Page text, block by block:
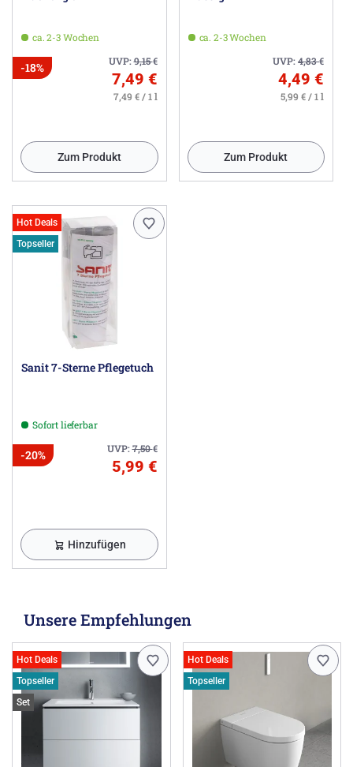
ca. 2-3 Wochen
UVP:9,15€
-18%
7,49 €
7,49 € / 1 l
Zum Produkt
ca. 2-3 Wochen
UVP:4,83€
4,49 €
5,99 € / 1 l
Zum Produkt
Hot Deals
Topseller
Sanit 7-Sterne Pflegetuch
Sofort lieferbar
UVP:7,50€
-20%
5,99 €
Hinzufügen
Unsere Empfehlungen
Hot Deals
Topseller
Set
Hot Deals
Topseller